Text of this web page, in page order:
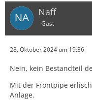
Naff
Gast
28. Oktober 2024 um 19:36
Nein, kein Bestandteil
Mit der Frontpipe
Anlage.